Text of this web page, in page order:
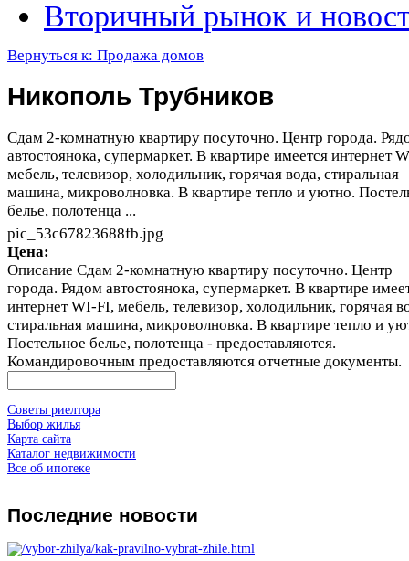
Вторичный рынок и
Вернуться к: Продажа домов
Никополь Трубников
Сдам 2-комнатную квартиру посуточно. Центр города.
автостоянока, супермаркет. В квартире имеется интернет
мебель, телевизор, холодильник, горячая вода, стиральная
машина, микроволновка. В квартире тепло и уютно.
белье, полотенца ...
pic_53c67823688fb.jpg
Цена:
Описание Сдам 2-комнатную квартиру посуточно. Центр
города. Рядом автостоянока, супермаркет. В квартире
интернет WI-FI, мебель, телевизор, холодильник, горячая
стиральная машина, микроволновка. В квартире тепло и
Постельное белье, полотенца - предоставляются.
Командировочным предоставляются отчетные документы.
Советы риелтора
Выбор жилья
Карта сайта
Каталог недвижимости
Все об ипотеке
Последние новости